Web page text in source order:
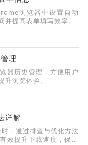
浏览器中设置自动
并提高表单填写效率。
理
器历史管理，方便用户
升浏览体验。
详解
，通过排查与优化方法
效提升下载速度，保障